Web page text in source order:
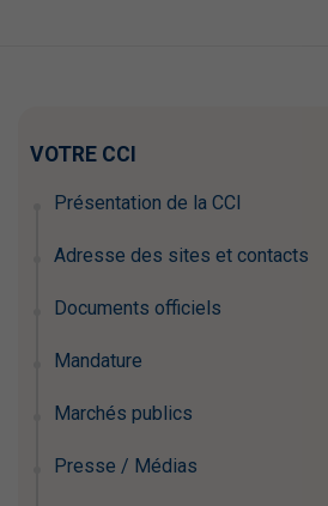
VOTRE CCI
Présentation de la CCI
Adresse des sites et contacts
Documents officiels
Mandature
Marchés publics
Presse / Médias